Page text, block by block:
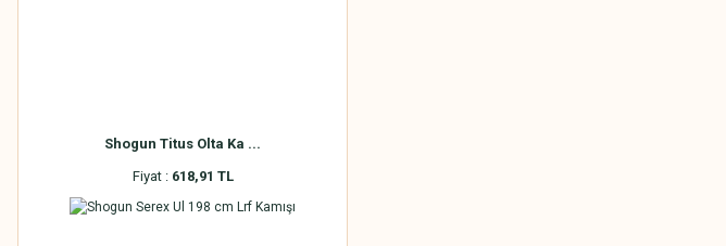
Shogun Titus Olta Ka ...
Fiyat : 618,91 TL